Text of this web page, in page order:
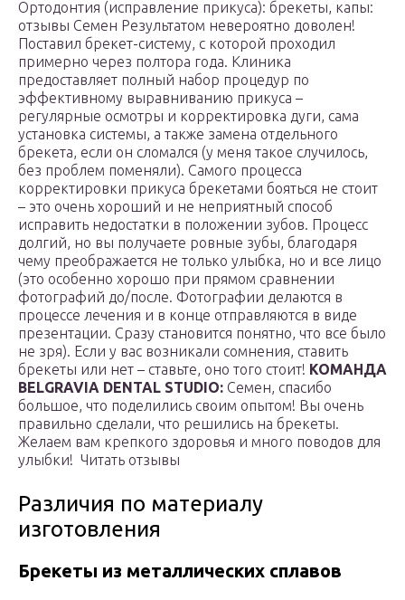
Ортодонтия (исправление прикуса): брекеты, капы:
отзывы Семен Результатом невероятно доволен!
Поставил брекет-систему, с которой проходил
примерно через полтора года. Клиника
предоставляет полный набор процедур по
эффективному выравниванию прикуса –
регулярные осмотры и корректировка дуги, сама
установка системы, а также замена отдельного
брекета, если он сломался (у меня такое случилось,
без проблем поменяли). Самого процесса
корректировки прикуса брекетами бояться не стоит
– это очень хороший и не неприятный способ
исправить недостатки в положении зубов. Процесс
долгий, но вы получаете ровные зубы, благодаря
чему преображается не только улыбка, но и все лицо
(это особенно хорошо при прямом сравнении
фотографий до/после. Фотографии делаются в
процессе лечения и в конце отправляются в виде
презентации. Сразу становится понятно, что все было
не зря). Если у вас возникали сомнения, ставить
брекеты или нет – ставьте, оно того стоит! КОМАНДА
BELGRAVIA DENTAL STUDIO: Семен, спасибо
большое, что поделились своим опытом! Вы очень
правильно сделали, что решились на брекеты.
Желаем вам крепкого здоровья и много поводов для
улыбки! Читать отзывы
Различия по материалу
изготовления
Брекеты из металлических сплавов